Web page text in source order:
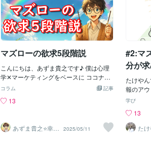
マズローの欲求5段階説
こんにちは、あずま貴之です♪ 僕は心理
学✕マーケティングをベースに ココナラ
出品者さんのための お金の稼ぎ方、心の
✴️✴️✴️✴️✴️✴️✴️✴️✴️✴️✴️✴️✴️✴️✴️✴️ ⭐️あずま
以上の販売サポート実績‼ ▶コンサル生
を3ヶ月で100万売上達成させる‼ （2021
記事
コラム
13
あずま貴之⭐幸せ
自分軸の生き方
2025/05/11
#2:マ
分が
たけや
報のア
じめま
プラスと
～～～
～～～
学び
13
た
（